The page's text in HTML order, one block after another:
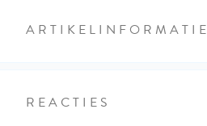
ARTIKELINFORMATIE
REACTIES